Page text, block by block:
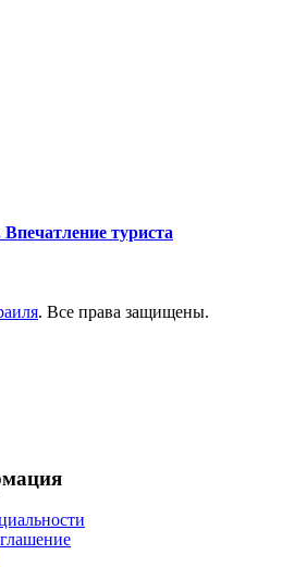
туриста
. Все права защищены.